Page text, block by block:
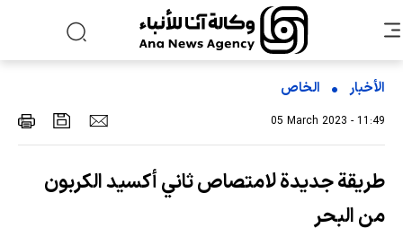
الأخبار الخاص
05 March 2023 - 11:49
طريقة جديدة لامتصاص ثاني أكسيد الكربون
من البحر